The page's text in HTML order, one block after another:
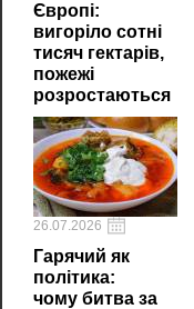
Європі:
вигоріло сотні
тисяч гектарів,
пожежі
розростаються
26.07.2026
Гарячий як
політика:
чому битва за